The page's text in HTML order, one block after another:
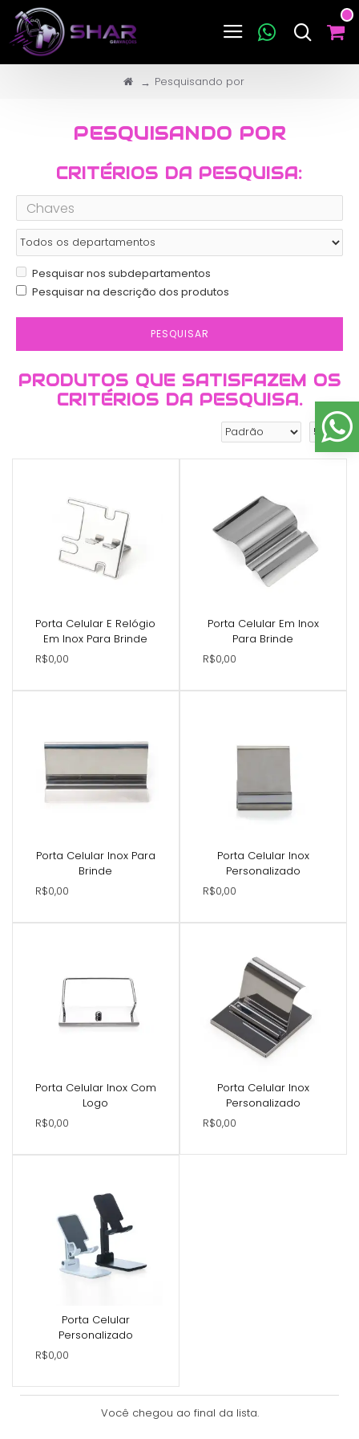
Pesquisando por
PESQUISANDO POR
CRITÉRIOS DA PESQUISA:
Pesquisar nos subdepartamentos
Pesquisar na descrição dos produtos
PESQUISAR
PRODUTOS QUE SATISFAZEM OS
CRITÉRIOS DA PESQUISA.
Porta Celular E Relógio
Em Inox Para Brinde
R$0,00
Porta Celular Em Inox
Para Brinde
R$0,00
Porta Celular Inox Para
Brinde
R$0,00
Porta Celular Inox
Personalizado
R$0,00
Porta Celular Inox Com
Logo
R$0,00
Porta Celular Inox
Personalizado
R$0,00
Porta Celular
Personalizado
R$0,00
Você chegou ao final da lista.